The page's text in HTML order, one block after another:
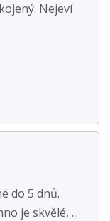
Nejeví
do 5 dnů.
je skvělé, ...